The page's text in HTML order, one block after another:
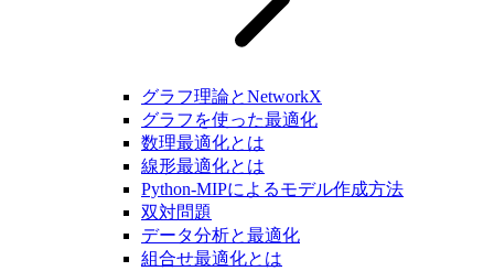
グラフ理論とNetworkX
グラフを使った最適化
数理最適化とは
線形最適化とは
Python-MIPによるモデル作成方法
双対問題
データ分析と最適化
組合せ最適化とは